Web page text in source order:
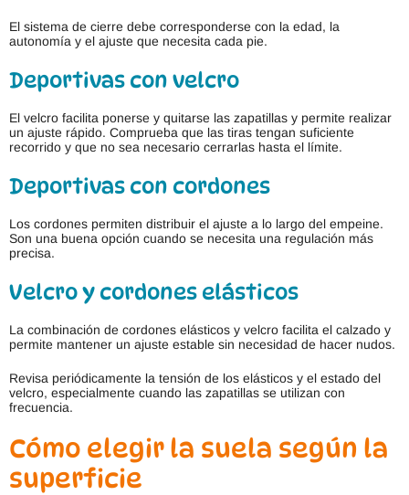
El sistema de cierre debe corresponderse con la edad, la
autonomía y el ajuste que necesita cada pie.
Deportivas con velcro
El velcro facilita ponerse y quitarse las zapatillas y permite realizar
un ajuste rápido. Comprueba que las tiras tengan suficiente
recorrido y que no sea necesario cerrarlas hasta el límite.
Deportivas con cordones
Los cordones permiten distribuir el ajuste a lo largo del empeine.
Son una buena opción cuando se necesita una regulación más
precisa.
Velcro y cordones elásticos
La combinación de cordones elásticos y velcro facilita el calzado y
permite mantener un ajuste estable sin necesidad de hacer nudos.
Revisa periódicamente la tensión de los elásticos y el estado del
velcro, especialmente cuando las zapatillas se utilizan con
frecuencia.
Cómo elegir la suela según la
superficie